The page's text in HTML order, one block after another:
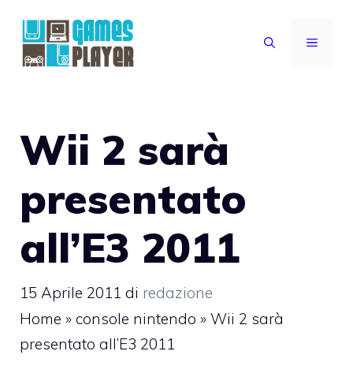
contenuto
MENU
Wii 2 sarà
presentato
all’E3 2011
15 Aprile 2011 di redazione
Home » console nintendo » Wii 2 sarà
presentato all’E3 2011